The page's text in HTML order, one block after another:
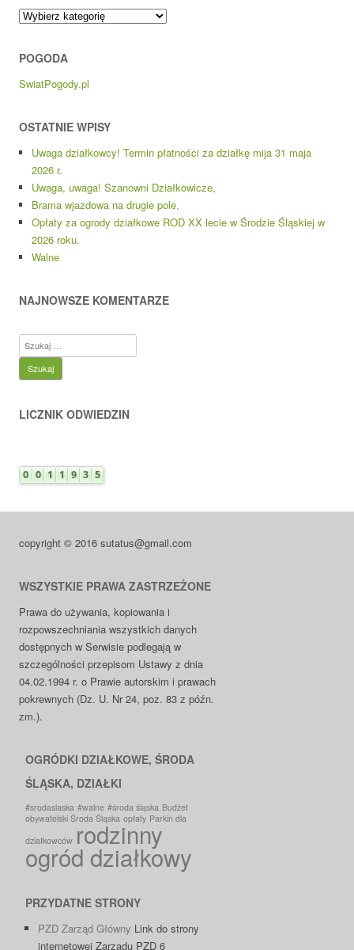
Kategorie
POGODA
SwiatPogody.pl
OSTATNIE WPISY
Uwaga działkowcy! Termin płatności za działkę mija 31 maja
2026 r.
Uwaga, uwaga! Szanowni Działkowicze,
Brama wjazdowa na drugie pole,
Opłaty za ogrody działkowe ROD XX lecie w Środzie Śląskiej w
2026 roku.
Walne
NAJNOWSZE KOMENTARZE
Szukaj:
LICZNIK ODWIEDZIN
copyright © 2016 sutatus@gmail.com
WSZYSTKIE PRAWA ZASTRZEŻONE
Prawa do używania, kopiowania i
rozpowszechniania wszystkich danych
dostępnych w Serwisie podlegają w
szczególności przepisom Ustawy z dnia
04.02.1994 r. o Prawie autorskim i prawach
pokrewnych (Dz. U. Nr 24, poz. 83 z późn.
zm.).
OGRÓDKI DZIAŁKOWE, ŚRODA
ŚLĄSKA, DZIAŁKI
#srodaslaska #walne #środa śląska Budżet
obywatelski Środa Śląska opłaty Parkin dla
działkowców rodzinny
ogród działkowy
PRZYDATNE STRONY
PZD Zarząd Główny Link do strony
internetowej Zarządu PZD 6